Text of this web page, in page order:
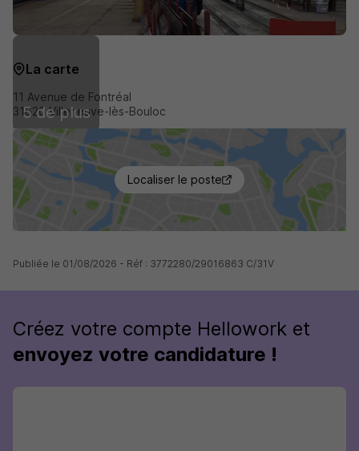
5 de plus
La carte
11 Avenue de Fontréal
31620 Villeneuve-lès-Bouloc
Localiser le poste
Publiée le 01/08/2026 - Réf : 3772280/29016863 C/31V
Créez votre compte Hellowork et
envoyez votre candidature !